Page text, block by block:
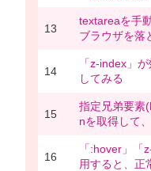
13
textareaを手
ブラウザを落
14
「z-index」
してみる
15
指定兄弟要素
nを取得して
16
「:hover」「
用すると、正